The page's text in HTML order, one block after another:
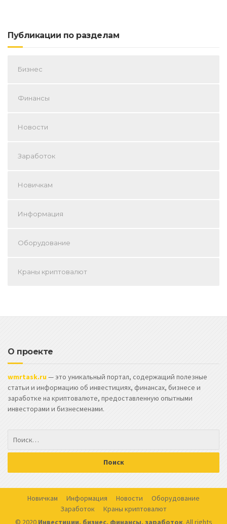
Публикации по разделам
Бизнес
Финансы
Новости
Заработок
Новичкам
Информация
Оборудование
Краны криптовалют
О проекте
wmrtask.ru— это уникальный портал, содержащий полезные
статьи и информацию об инвестициях, финансах, бизнесе и
заработке на криптовалюте, предоставленную опытными
инвесторами и бизнесменами.
Новичкам Информация Новости
Оборудование
Заработок
Краны криптовалют
© 2020 Инвестиции, бизнес, финансы, заработок. All rights